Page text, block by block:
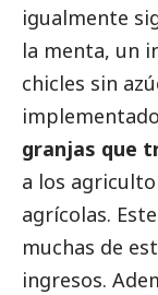
igualmente
la menta, un
chicles sin
granjas que
a los
agrícolas.
muchas de
ingresos.